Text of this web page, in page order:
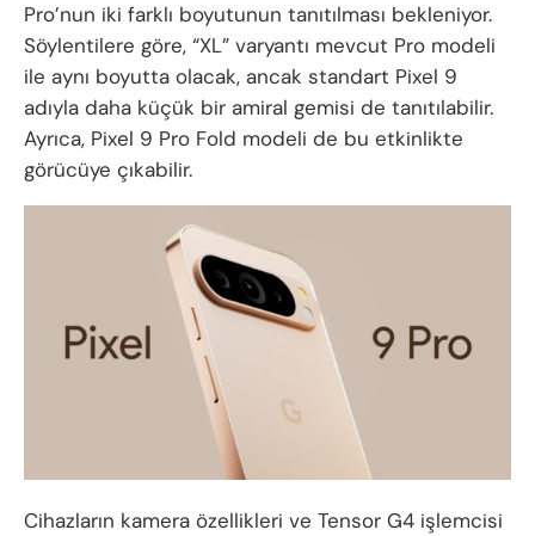
Pro’nun iki farklı boyutunun tanıtılması bekleniyor.
Söylentilere göre, “XL” varyantı mevcut Pro modeli
ile aynı boyutta olacak, ancak standart Pixel 9
adıyla daha küçük bir amiral gemisi de tanıtılabilir.
Ayrıca, Pixel 9 Pro Fold modeli de bu etkinlikte
görücüye çıkabilir.
Cihazların kamera özellikleri ve Tensor G4 işlemcisi